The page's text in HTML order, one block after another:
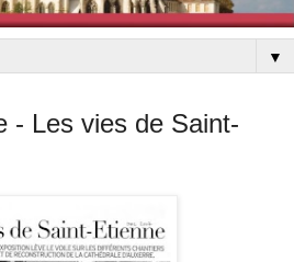
▼
- Les vies de Saint-